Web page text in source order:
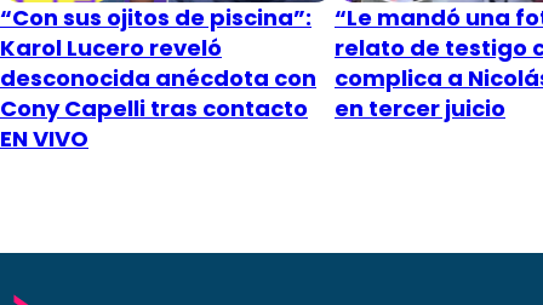
“Con sus ojitos de piscina”:
Karol Lucero reveló
desconocida anécdota con
Cony Capelli tras contacto
EN VIVO
“Le mandó una
relato de testigo
complica a
en tercer juicio